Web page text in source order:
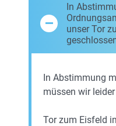
In
unser Tor zum Eisfeld im Blockland
In Abstimmung
müssen wir
Tor zum Eisfeld